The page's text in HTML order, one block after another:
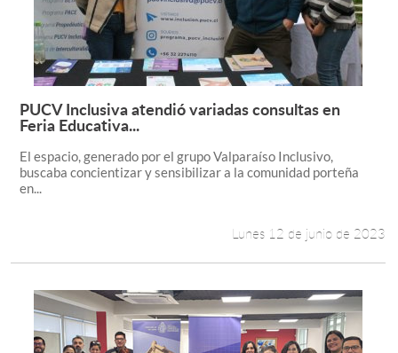
Leer más +
PUCV Inclusiva atendió variadas consultas en
Feria Educativa...
El espacio, generado por el grupo Valparaíso Inclusivo,
buscaba concientizar y sensibilizar a la comunidad porteña
en...
Lunes 12 de junio de 2023